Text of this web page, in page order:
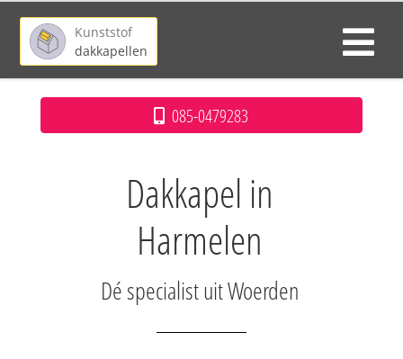
Kunststof
dakkapellen
085-0479283
Dakkapel in
Harmelen
Dé specialist uit Woerden